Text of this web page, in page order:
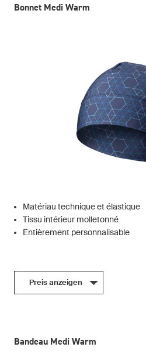
Bonnet Medi Warm
Matériau technique et élastique
Tissu intérieur molletonné
Entièrement personnalisable
Preis anzeigen
Bandeau Medi Warm